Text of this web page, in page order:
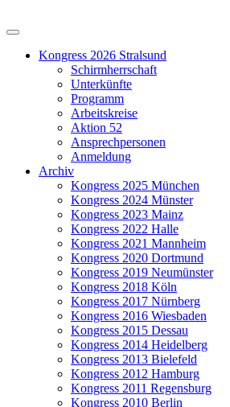
Kongress 2026 Stralsund
Schirmherrschaft
Unterkünfte
Programm
Arbeitskreise
Aktion 52
Ansprechpersonen
Anmeldung
Archiv
Kongress 2025 München
Kongress 2024 Münster
Kongress 2023 Mainz
Kongress 2022 Halle
Kongress 2021 Mannheim
Kongress 2020 Dortmund
Kongress 2019 Neumünster
Kongress 2018 Köln
Kongress 2017 Nürnberg
Kongress 2016 Wiesbaden
Kongress 2015 Dessau
Kongress 2014 Heidelberg
Kongress 2013 Bielefeld
Kongress 2012 Hamburg
Kongress 2011 Regensburg
Kongress 2010 Berlin